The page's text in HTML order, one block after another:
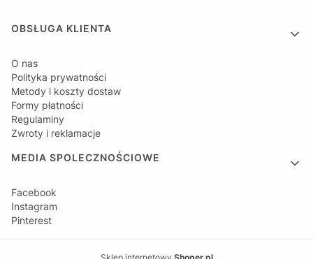
Linki w stopce
OBSŁUGA KLIENTA
O nas
Polityka prywatności
Metody i koszty dostaw
Formy płatności
Regulaminy
Zwroty i reklamacje
MEDIA SPOLECZNOŚCIOWE
Facebook
Instagram
Pinterest